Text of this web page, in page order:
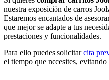
nuestra exposición de carros
Estaremos encantados de
que mejor se adapte a tus
prestaciones y funcionalidades.
Para ello puedes solicitarcita
el tiempo que necesites, evitando